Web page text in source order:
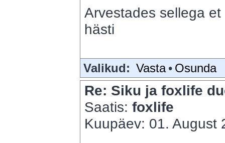
Arvestades sellega
hästi
Valikud: Vasta • Osunda
Re: Siku ja foxlife
Saatis: foxlife
Kuupäev: 01. August